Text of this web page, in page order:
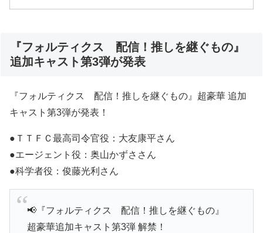
『フォルティクス 配信！推しを継ぐもの』
追加キャスト第3弾が発表
『フォルティクス 配信！推しを継ぐもの』超豪華 追加
キャスト第3弾が発表！
●ＴＴＦＣ最高司令官役：大友康平さん
●エージェント役：奥山かずささん
●科学者役：俊藤光利さん
📢『フォルティクス 配信！推しを継ぐもの』
超豪華追加キャスト第3弾 解禁！